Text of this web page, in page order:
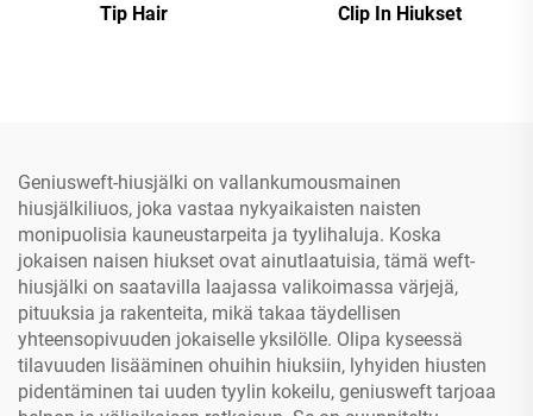
Tip Hair Clip In Hiukset
Geniusweft-hiusjälki on vallankumousmainen
hiusjälkiliuos, joka vastaa nykyaikaisten naisten
monipuolisia kauneustarpeita ja tyylihaluja. Koska
jokaisen naisen hiukset ovat ainutlaatuisia, tämä weft-
hiusjälki on saatavilla laajassa valikoimassa värjejä,
pituuksia ja rakenteita, mikä takaa täydellisen
yhteensopivuuden jokaiselle yksilölle. Olipa kyseessä
tilavuuden lisääminen ohuihin hiuksiin, lyhyiden hiusten
pidentäminen tai uuden tyylin kokeilu, geniusweft tarjoaa